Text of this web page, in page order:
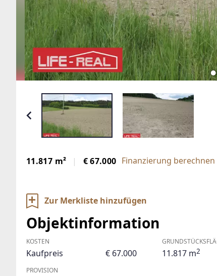
11.817 m² € 67.000 Finanzierung
Zur Merkliste hinzufügen
Objektinformation
KOSTEN
Kaufpreis € 67.000
PROVISION
11.817 m2